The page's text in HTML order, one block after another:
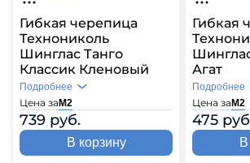
Гибкая черепица
Технониколь
Шинглас Танго
Классик Кленовый
Цена заМ2
739 руб.
Подробнее
В корзину
Гибкая
Агат
Цена заМ2
475
Подробнее
В